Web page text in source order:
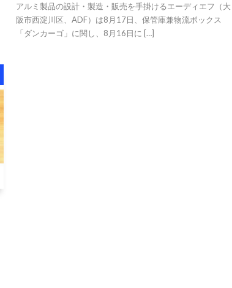
アルミ製品の設計・製造・販売を手掛けるエーディエフ（大
阪市西淀川区、ADF）は8月17日、保管庫兼物流ボックス
「ダンカーゴ」に関し、8月16日に […]